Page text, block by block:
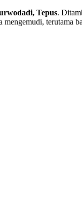
Tepus.
terutama